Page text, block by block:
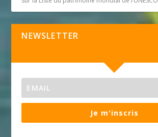
NEWSLETTER
Je m'inscris